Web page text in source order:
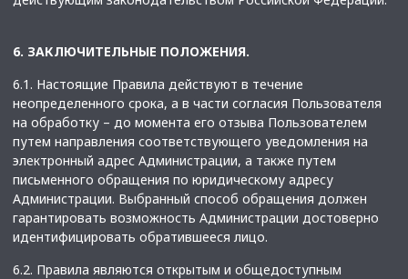
6. ЗАКЛЮЧИТЕЛЬНЫЕ ПОЛОЖЕНИЯ.
6.1. Настоящие Правила действуют в течение
неопределенного срока, а в части согласия Пользователя
на обработку – до момента его отзыва Пользователем
путем направления соответствующего уведомления на
электронный адрес Администрации, а также путем
письменного обращения по юридическому адресу
Администрации. Выбранный способ обращения должен
гарантировать возможность Администрации достоверно
идентифицировать обратившееся лицо.
6.2. Правила являются открытым и общедоступным